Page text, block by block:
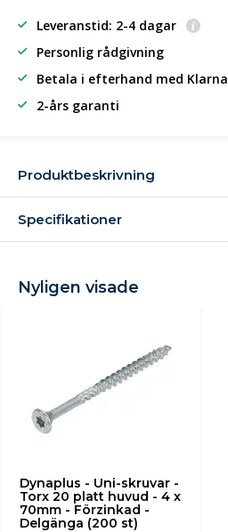
Leveranstid: 2-4 dagar
Personlig rådgivning
Betala i efterhand med Klarna
2-års garanti
Produktbeskrivning
Specifikationer
Nyligen visade
Dynaplus - Uni-skruvar -
Torx 20 platt huvud - 4 x
70mm - Förzinkad -
Delgänga (200 st)